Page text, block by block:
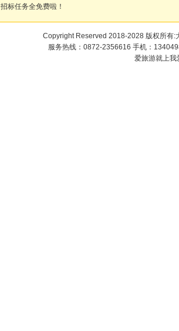
招标任务全免费啦！
Copyright Reserved 2018-2028 版权所有:
服务热线：0872-2356616 手机：
爱旅游就上我